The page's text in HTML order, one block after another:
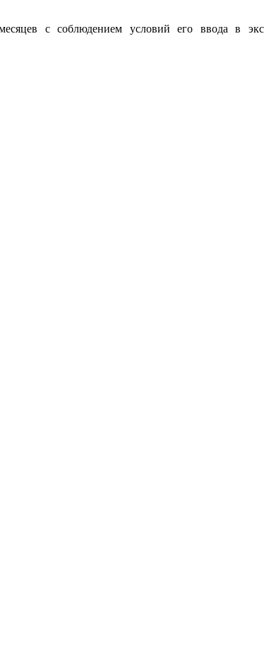
с соблюдением условий его ввода в